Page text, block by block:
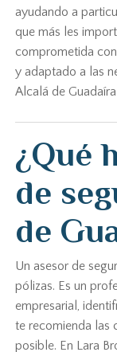
ayudando a
que más les
comprometida
y adaptado a las
Alcalá de
¿Qué
de
de
Un asesor de
pólizas. Es un
empresarial,
te recomienda las
posible. En Lara